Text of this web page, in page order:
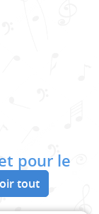
pour le
tout